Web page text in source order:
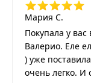
Мария С.
Покупала у вас
Валерио. Еле
) уже
очень легко. И